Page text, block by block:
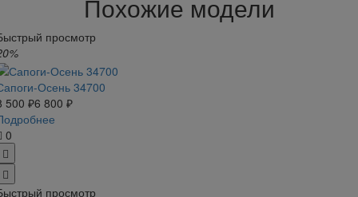
Похожие модели
просмотр
Осень 34700
500 ₽6 800 ₽
0
просмотр